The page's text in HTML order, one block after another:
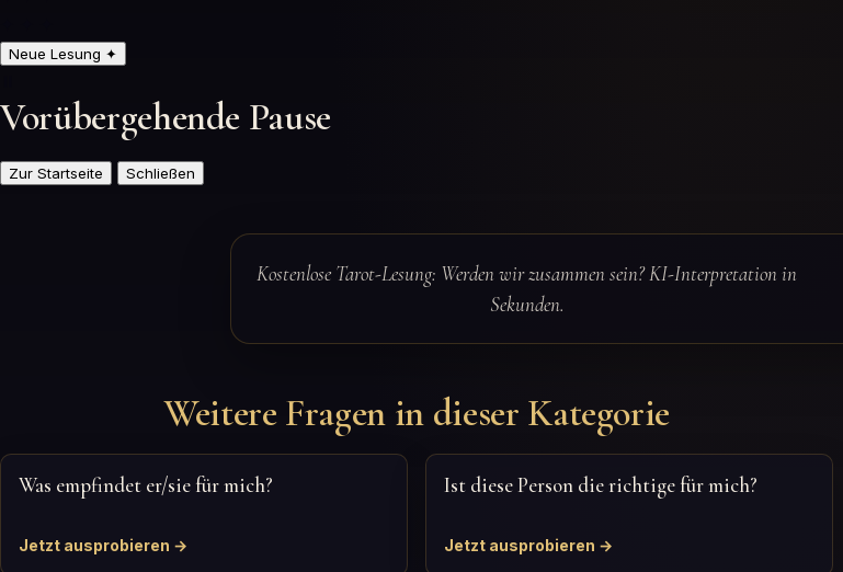
Neue Lesung ✦
Vorübergehende Pause
Zur Startseite Schließen
Kostenlose Tarot-Lesung: Werden wir zusammen sein? KI-Interpretation in
Sekunden.
Weitere Fragen in dieser Kategorie
Was empfindet er/sie für mich?
Jetzt ausprobieren →
Ist diese Person die richtige für mich?
Jetzt ausprobieren →